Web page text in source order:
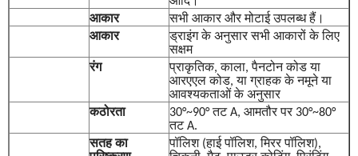
आकार
सभी आकार और मोटाई उपलब्ध हैं।
आकार
ड्राइंग के अनुसार सभी आकारों के लिए
सक्षम
रंग
प्राकृतिक, काला, पैनटोन कोड या
आरएएल कोड, या ग्राहक के नमूने या
आवश्यकताओं के अनुसार
कठोरता
30°~90° तट A, आमतौर पर 30°~80°
तट A.
सतह का
पॉलिश (हाई पॉलिश, मिरर पॉलिश),